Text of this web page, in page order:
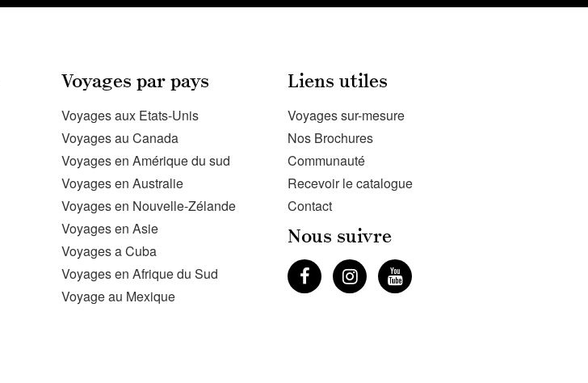
Voyages par pays
Voyages aux Etats-Unis
Voyages au Canada
Voyages en Amérique du sud
Voyages en Australie
Voyages en Nouvelle-Zélande
Voyages en Asie
Voyages a Cuba
Voyages en Afrique du Sud
Voyage au Mexique
Liens utiles
Voyages sur-mesure
Nos Brochures
Communauté
Recevoir le catalogue
Contact
Nous suivre